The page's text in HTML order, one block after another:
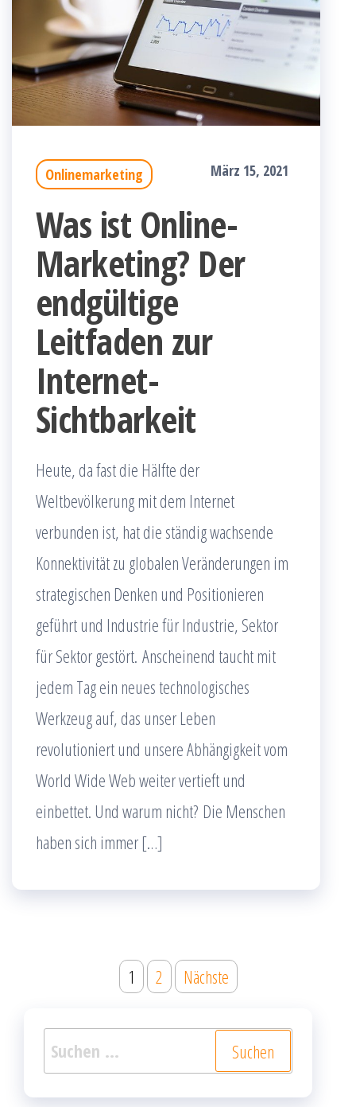
Onlinemarketing März 15, 2021
Was ist Online-
Marketing? Der
endgültige
Leitfaden zur
Internet-
Sichtbarkeit
Heute, da fast die Hälfte der
Weltbevölkerung mit dem Internet
verbunden ist, hat die ständig wachsende
Konnektivität zu globalen Veränderungen im
strategischen Denken und Positionieren
geführt und Industrie für Industrie, Sektor
für Sektor gestört. Anscheinend taucht mit
jedem Tag ein neues technologisches
Werkzeug auf, das unser Leben
revolutioniert und unsere Abhängigkeit vom
World Wide Web weiter vertieft und
einbettet. Und warum nicht? Die Menschen
haben sich immer […]
Seitennummerierung
Beiträge
1 2 Nächste
Suchen
nach: